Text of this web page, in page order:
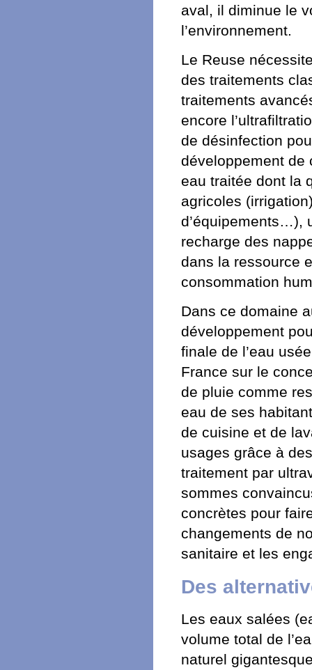
aval, il diminue le
l’environnement.
Le Reuse
des traitements
traitements
encore
de désinfection
développement de
eau traitée dont la
agricoles
d’équipements…),
recharge des
dans la ressource
consommation
Dans ce domaine
développement
finale de l’eau
France sur le
de pluie comme
eau de ses
de cuisine et de
usages grâce à
traitement par
sommes
concrètes pour
changements de
sanitaire et les
Des
Les eaux salées
volume total de
naturel